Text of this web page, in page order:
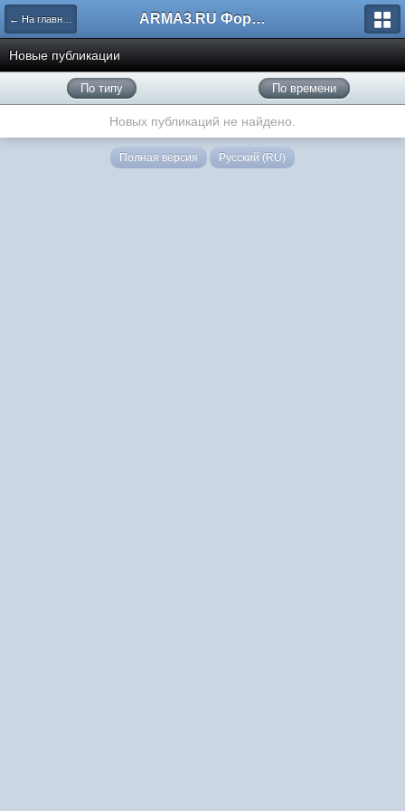
← На главную ARMA3.RU Форум
Новые публикации
По типу По времени
Новых публикаций не найдено.
Полная версия Русский (RU)